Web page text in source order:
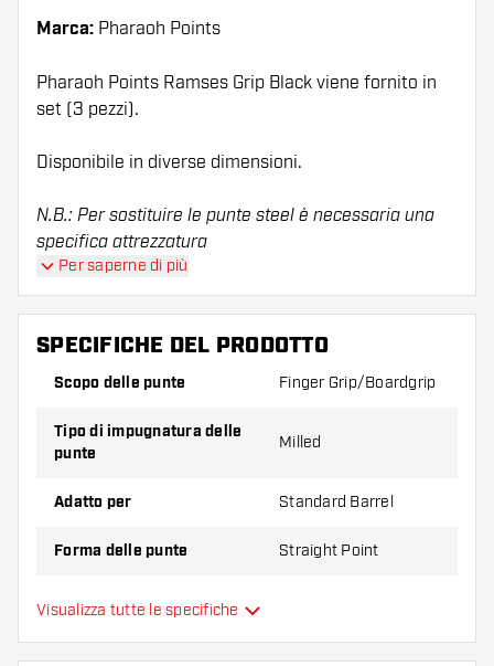
Marca: Pharaoh Points
Pharaoh Points Ramses Grip Black viene fornito in
set (3 pezzi).
Disponibile in diverse dimensioni.
N.B.: Per sostituire le punte steel è necessaria una
specifica attrezzatura
Per saperne di più
SPECIFICHE DEL PRODOTTO
Scopo delle punte Finger Grip/Boardgrip
Tipo di impugnatura delle
punte
Milled
Adatto per Standard Barrel
Forma delle punte Straight Point
Zona di presa delle punte
Colori aggiuntivi
Visualizza tutte le specifiche